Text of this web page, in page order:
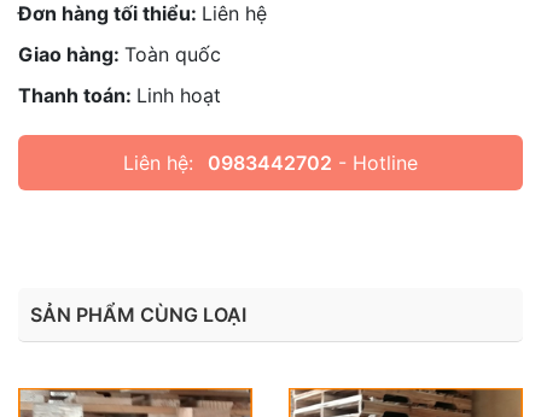
Đơn hàng tối thiểu: Liên hệ
Giao hàng: Toàn quốc
Thanh toán: Linh hoạt
Liên hệ: 0983442702 - Hotline
SẢN PHẨM CÙNG LOẠI